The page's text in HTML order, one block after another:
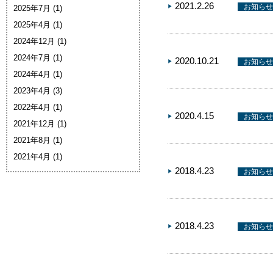
2021.2.26 お知らせ
2020.10.21 お知らせ
2020.4.15 お知らせ
2018.4.23 お知らせ
2018.4.23 お知らせ
2025年7月 (1)
2025年4月 (1)
2024年12月 (1)
2024年7月 (1)
2024年4月 (1)
2023年4月 (3)
2022年4月 (1)
2021年12月 (1)
2021年8月 (1)
2021年4月 (1)